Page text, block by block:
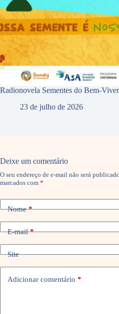
Radionovela Sementes do Bem-
23 de julho de 2026
Deixe um comentário
O seu endereço de e-mail não será
marcados com *
Nome*
E-mail*
Site
Adicionar comentário *